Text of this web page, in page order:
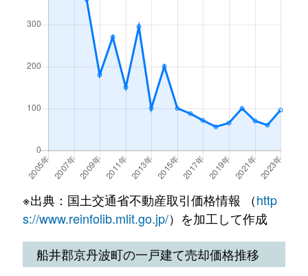
※出典：国土交通省不動産取引価格情報 （http
s://www.reinfolib.mlit.go.jp/）を加工して作成
船井郡京丹波町の一戸建て売却価格推移